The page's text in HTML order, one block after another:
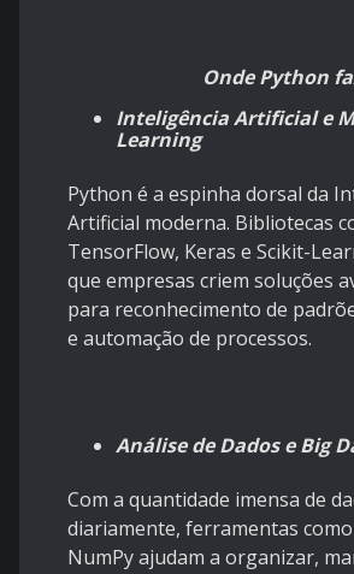
Onde Python
Inteligência Artificial e
Learning
Python é a espinha dorsal da
Artificial moderna. Bibliotecas
TensorFlow, Keras e Scikit-
que empresas criem soluções
para reconhecimento de
e automação de processos.
Análise de Dados e Big
Com a quantidade imensa de
diariamente, ferramentas como
NumPy ajudam a organizar,